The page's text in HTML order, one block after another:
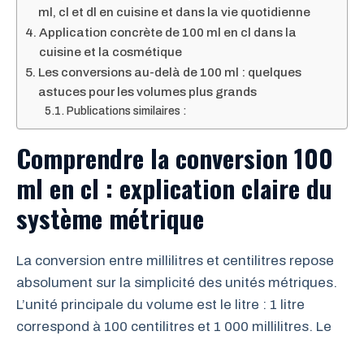
ml, cl et dl en cuisine et dans la vie quotidienne
Application concrète de 100 ml en cl dans la
cuisine et la cosmétique
Les conversions au-delà de 100 ml : quelques
astuces pour les volumes plus grands
Publications similaires :
Comprendre la conversion 100
ml en cl : explication claire du
système métrique
La conversion entre millilitres et centilitres repose
absolument sur la simplicité des unités métriques.
L’unité principale du volume est le litre : 1 litre
correspond à 100 centilitres et 1 000 millilitres. Le